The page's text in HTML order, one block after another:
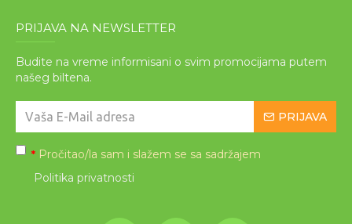
PRIJAVA NA NEWSLETTER
Budite na vreme informisani o svim promocijama putem
našeg biltena.
PRIJAVA
* Pročitao/la sam i slažem se sa sadržajem
Politika privatnosti